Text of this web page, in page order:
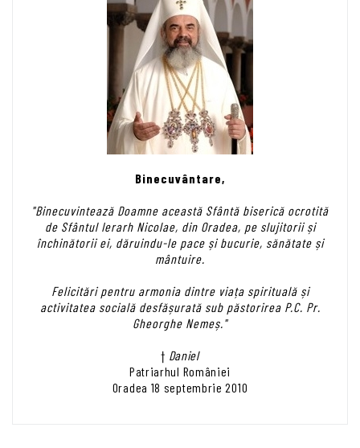
Binecuvântare,
"Binecuvintează Doamne această Sfântă biserică ocrotită
de Sfântul Ierarh Nicolae, din Oradea, pe slujitorii și
închinătorii ei, dăruindu-le pace și bucurie, sănătate și
mântuire.
Felicitări pentru armonia dintre viața spirituală și
activitatea socială desfășurată sub păstorirea P.C. Pr.
Gheorghe Nemeș."
† Daniel
Patriarhul României
Oradea 18 septembrie 2010